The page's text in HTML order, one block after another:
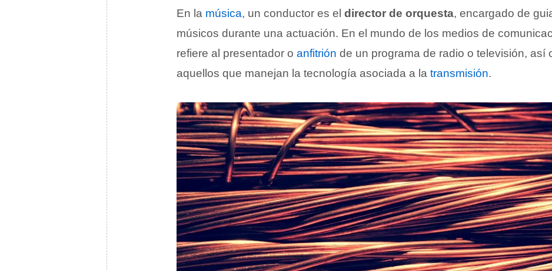
En la música, un conductor es el director de orquesta, encargado de
músicos durante una actuación. En el mundo de los medios de
refiere al presentador o anfitrión de un programa de radio o televisión, así
aquellos que manejan la tecnología asociada a la transmisión.